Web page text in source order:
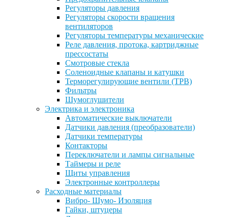
Регуляторы давления
Регуляторы скорости вращения
вентиляторов
Регуляторы температуры механические
Реле давления, протока, картриджные
прессостаты
Смотровые стекла
Соленоидные клапаны и катушки
Терморегулирующие вентили (ТРВ)
Фильтры
Шумоглушители
Электрика и электроника
Автоматические выключатели
Датчики давления (преобразователи)
Датчики температуры
Контакторы
Переключатели и лампы сигнальные
Таймеры и реле
Щиты управления
Электронные контроллеры
Расходные материалы
Вибро- Шумо- Изоляция
Гайки, штуцеры